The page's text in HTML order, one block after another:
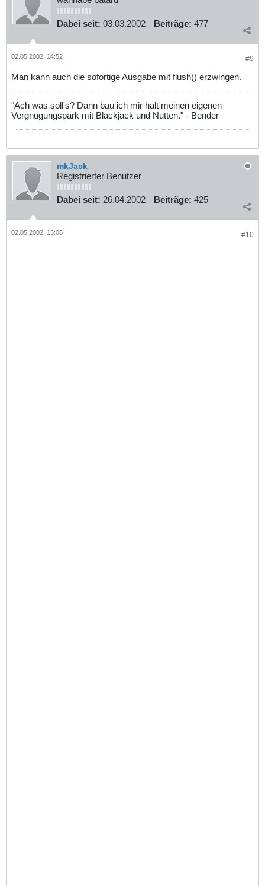
Dabei seit: 03.03.2002 Beiträge: 477
#9
02.05.2002, 14:52
Man kann auch die sofortige Ausgabe mit flush() erzwingen.
"Ach was soll's? Dann bau ich mir halt meinen eigenen
Vergnügungspark mit Blackjack und Nutten." - Bender
mkJack
Registrierter Benutzer
Dabei seit: 26.04.2002 Beiträge: 425
#10
02.05.2002, 15:06